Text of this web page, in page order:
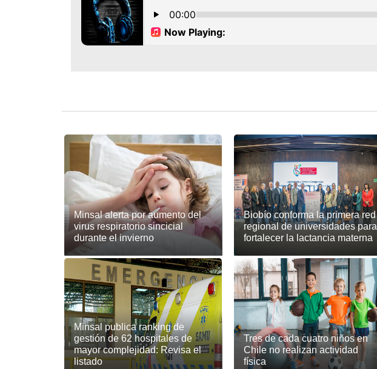
Minsal alerta por aumento del
virus respiratorio sincicial
durante el invierno
Biobío conforma la primera red
regional de universidades para
fortalecer la lactancia materna
Minsal publica ranking de
gestión de 62 hospitales de
mayor complejidad: Revisa el
listado
Tres de cada cuatro niños en
Chile no realizan actividad
física